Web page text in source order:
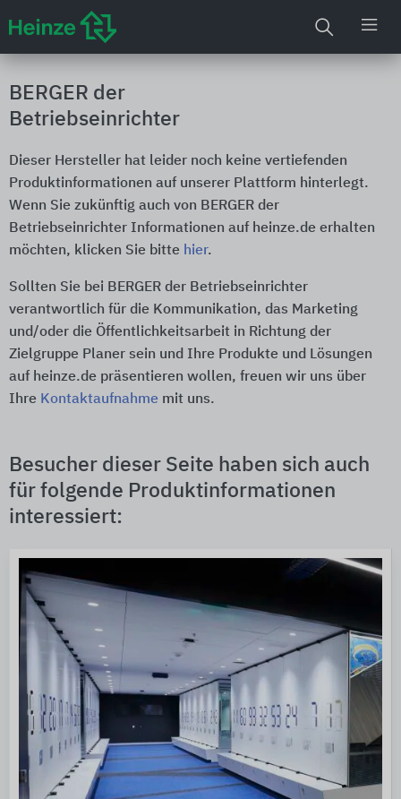
BERGER der
Betriebseinrichter
Dieser Hersteller hat leider noch keine vertiefenden
Produktinformationen auf unserer Plattform hinterlegt.
Wenn Sie zukünftig auch von BERGER der
Betriebseinrichter Informationen auf heinze.de erhalten
möchten, klicken Sie bitte hier.
Sollten Sie bei BERGER der Betriebseinrichter
verantwortlich für die Kommunikation, das Marketing
und/oder die Öffentlichkeitsarbeit in Richtung der
Zielgruppe Planer sein und Ihre Produkte und Lösungen
auf heinze.de präsentieren wollen, freuen wir uns über
Ihre Kontaktaufnahme mit uns.
Besucher dieser Seite haben sich auch
für folgende Produktinformationen
interessiert: